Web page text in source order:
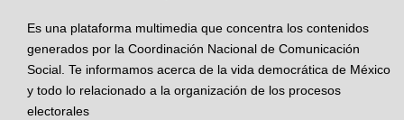
Es una plataforma multimedia que concentra los contenidos
generados por la Coordinación Nacional de Comunicación
Social. Te informamos acerca de la vida democrática de México
y todo lo relacionado a la organización de los procesos
electorales